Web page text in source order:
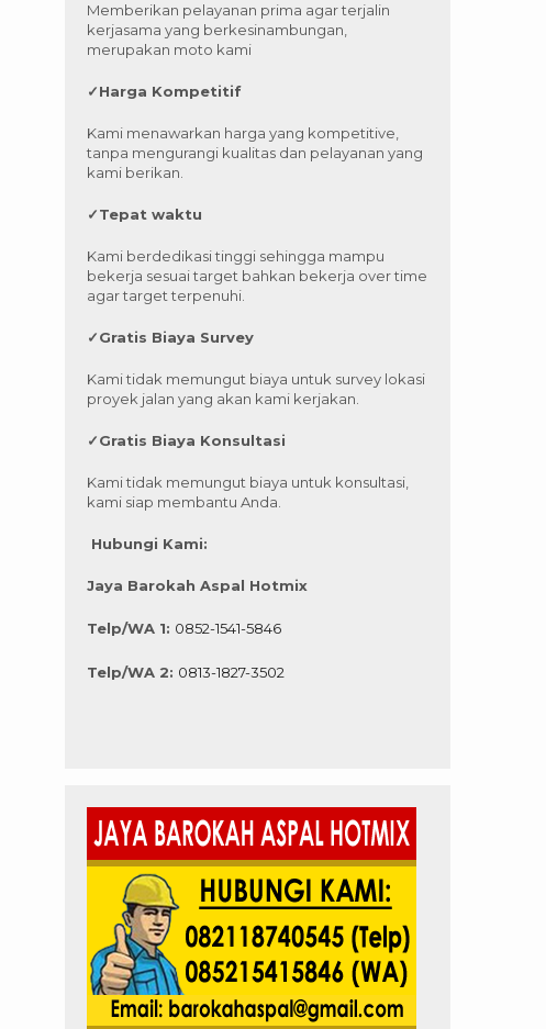
Memberikan pelayanan prima agar terjalin
kerjasama yang berkesinambungan,
merupakan moto kami
✓Harga Kompetitif
Kami menawarkan harga yang kompetitive,
tanpa mengurangi kualitas dan pelayanan yang
kami berikan.
✓Tepat waktu
Kami berdedikasi tinggi sehingga mampu
bekerja sesuai target bahkan bekerja over time
agar target terpenuhi.
✓Gratis Biaya Survey
Kami tidak memungut biaya untuk survey lokasi
proyek jalan yang akan kami kerjakan.
✓Gratis Biaya Konsultasi
Kami tidak memungut biaya untuk konsultasi,
kami siap membantu Anda.
Hubungi Kami:
Jaya Barokah Aspal Hotmix
Telp/WA 1: 0852-1541-5846
Telp/WA 2: 0813-1827-3502